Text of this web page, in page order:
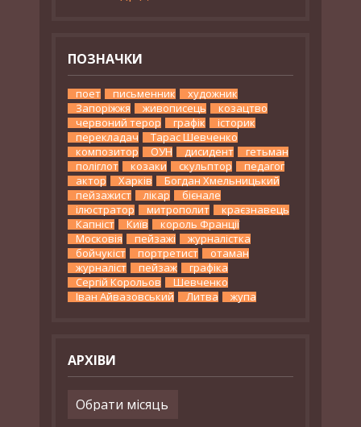
ПОЗНАЧКИ
поет письменник
художник
Запоріжжя
живописець
козацтво
червоний терор
графік
історик
перекладач
Тарас Шевченко
композитор
ОУН дисидент
гетьман
поліглот
козаки скульптор
педагог
актор
Харків
Богдан Хмельницький
пейзажист
лікар
бієнале
ілюстратор
митрополит
краєзнавець
Капніст
Київ
король Франції
Московія
пейзажі
журналістка
бойчукіст
портретист
отаман
журналіст
пейзаж
графіка
Сергій Корольов
Шевченко
Іван Айвазовський
Литва жупа
АРХІВИ
Архіви